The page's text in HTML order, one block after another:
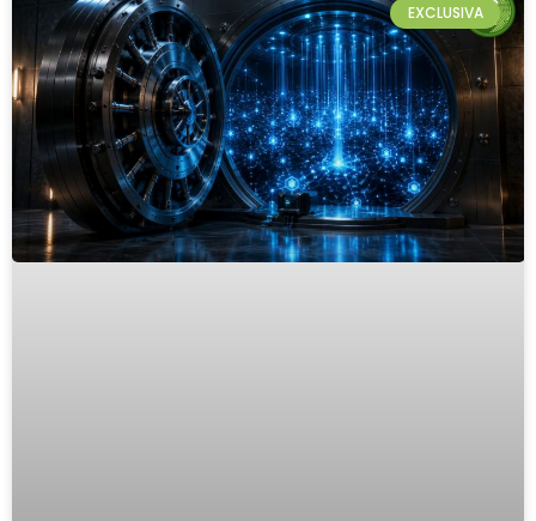
EXCLUSIVA